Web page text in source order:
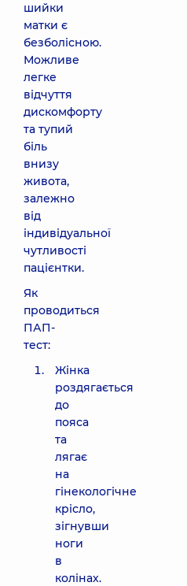
шийки
матки є
безболісною.
Можливе
легке
відчуття
дискомфорту
та тупий
біль
внизу
живота,
залежно
від
індивідуальної
чутливості
пацієнтки.
Як
проводиться
ПАП-
тест:
Жінка
роздягається
до
пояса
та
лягає
на
гінекологічне
крісло,
зігнувши
ноги
в
колінах.